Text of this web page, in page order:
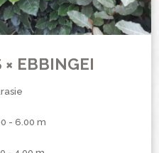
× EBBINGEI
- 6.00 m